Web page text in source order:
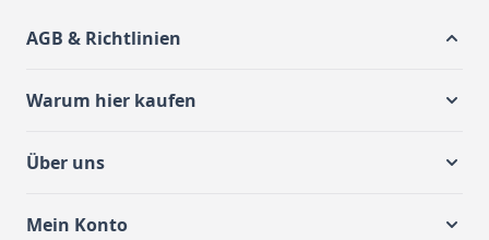
AGB & Richtlinien
Warum hier kaufen
Über uns
Mein Konto